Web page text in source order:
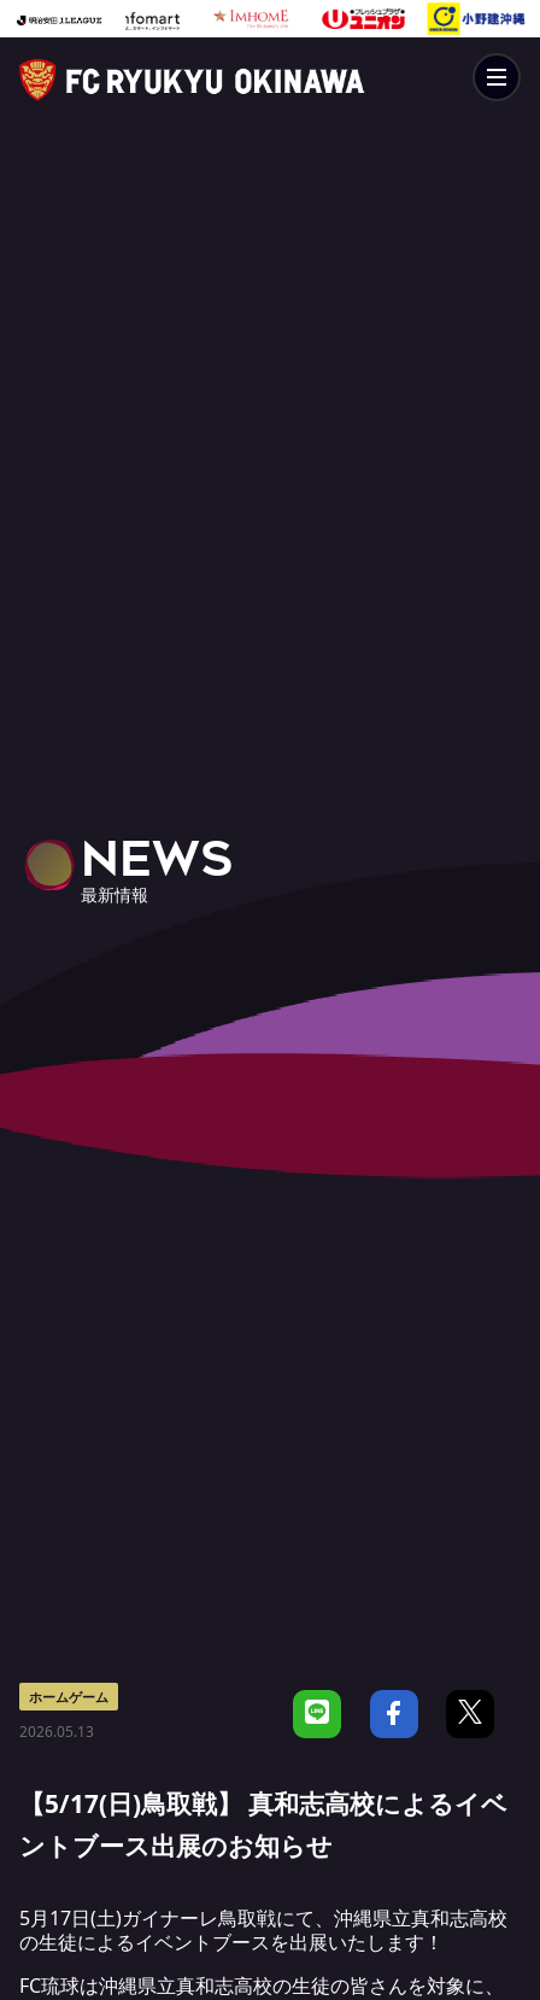
NEWS
最新情報
ホームゲーム
2026.05.13
【5/17(日)鳥取戦】 真和志高校によるイベ
ントブース出展のお知らせ
5月17日(土)ガイナーレ鳥取戦にて、沖縄県立真和志高校
の生徒によるイベントブースを出展いたします！
FC琉球は沖縄県立真和志高校の生徒の皆さんを対象に、